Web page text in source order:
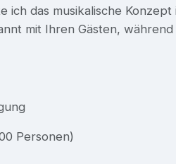
ich das musikalische Konzept
mit Ihren Gästen,
Personen)